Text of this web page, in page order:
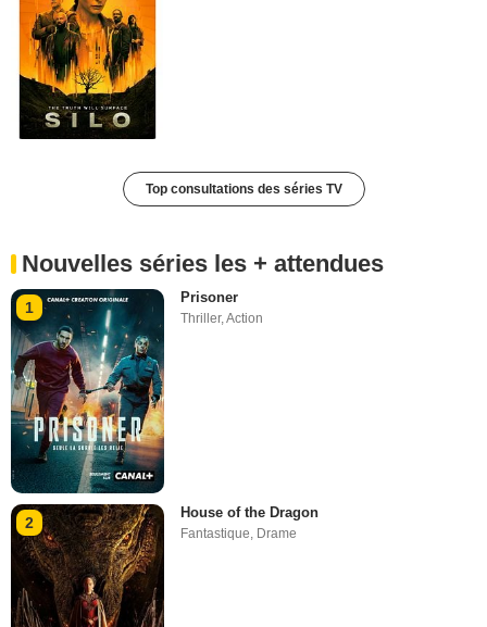
Top consultations des séries TV
Nouvelles séries les + attendues
1
Prisoner
Thriller,Action
2
House of the Dragon
Fantastique, Drame